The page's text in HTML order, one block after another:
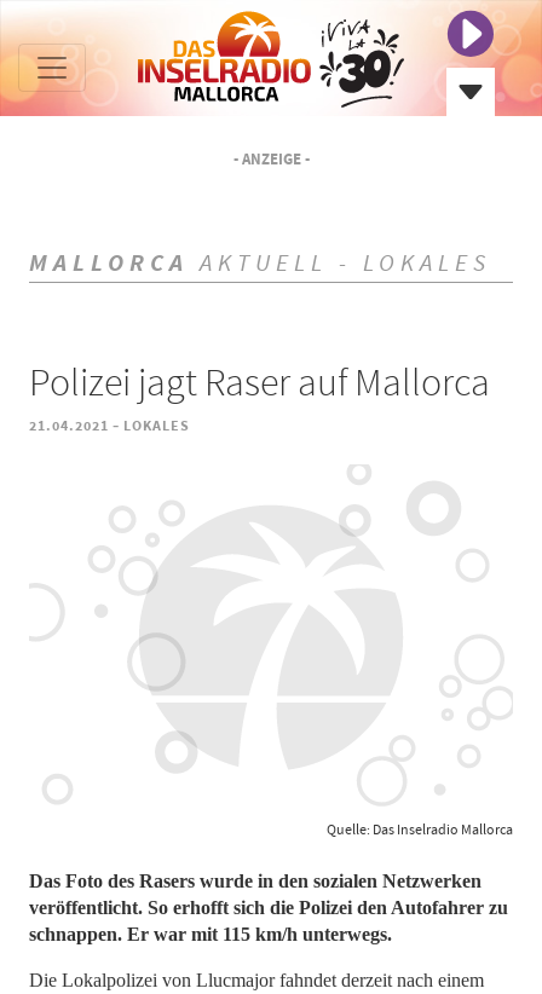
- ANZEIGE -
MALLORCA AKTUELL - LOKALES
Polizei jagt Raser auf Mallorca
21.04.2021 - LOKALES
Quelle: Das Inselradio Mallorca
Das Foto des Rasers wurde in den sozialen Netzwerken
veröffentlicht. So erhofft sich die Polizei den Autofahrer zu
schnappen. Er war mit 115 km/h unterwegs.
Die Lokalpolizei von Llucmajor fahndet derzeit nach einem